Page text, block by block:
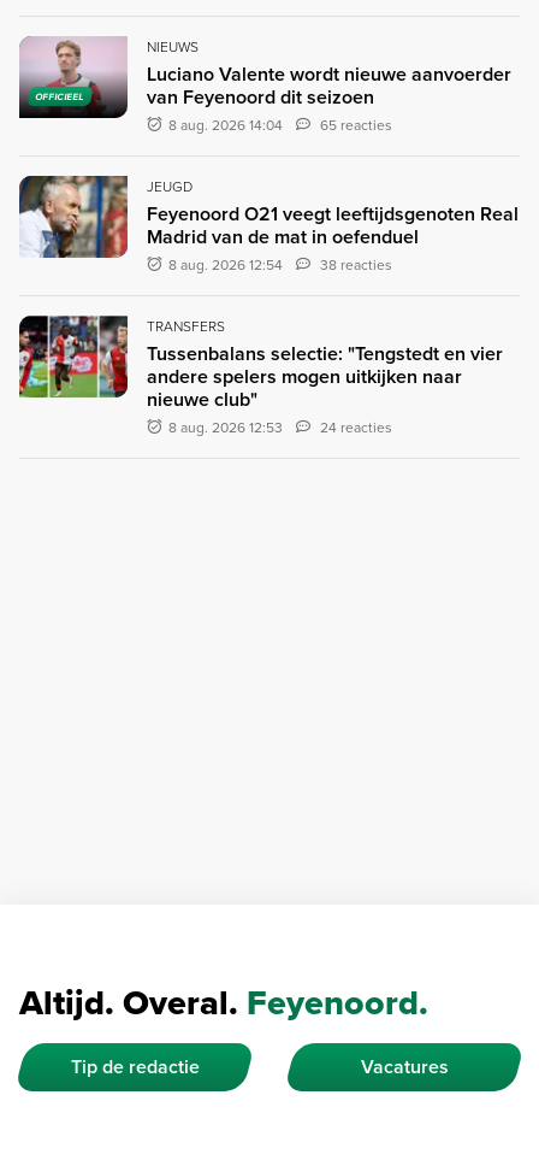
OFFICIEEL
NIEUWS
Luciano Valente wordt nieuwe aanvoerder
van Feyenoord dit seizoen
8 aug. 2026 14:04 65 reacties
JEUGD
Feyenoord O21 veegt leeftijdsgenoten Real
Madrid van de mat in oefenduel
8 aug. 2026 12:54 38 reacties
TRANSFERS
Tussenbalans selectie: "Tengstedt en vier
andere spelers mogen uitkijken naar
nieuwe club"
8 aug. 2026 12:53 24 reacties
Altijd. Overal. Feyenoord.
Tip de redactie Vacatures